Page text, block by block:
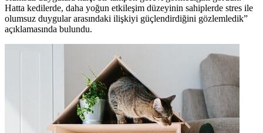
Hatta kedilerde, daha yoğun etkileşim düzeyinin sahiplerde stres ile
olumsuz duygular arasındaki ilişkiyi güçlendirdiğini gözlemledik”
açıklamasında bulundu.